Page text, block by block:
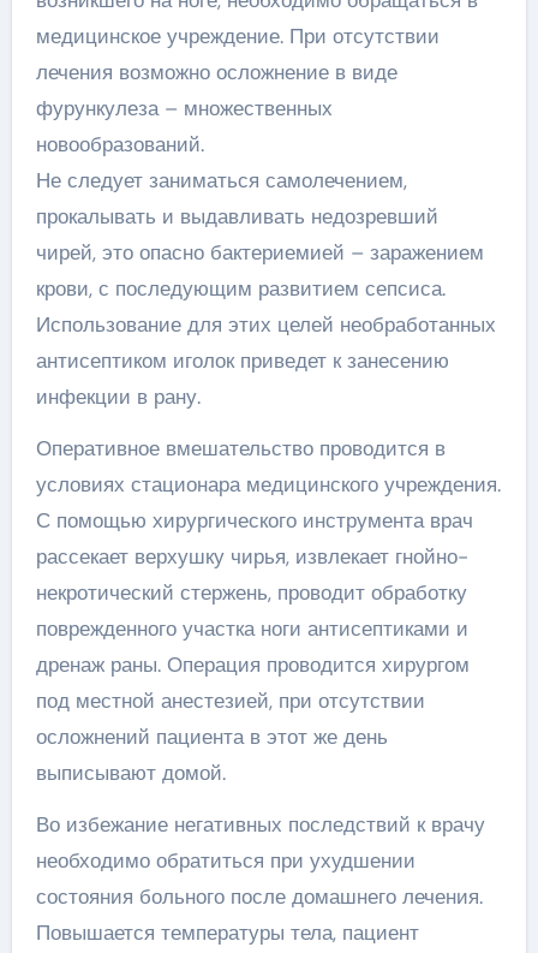
медицинское учреждение. При отсутствии
лечения возможно осложнение в виде
фурункулеза – множественных
новообразований.
Не следует заниматься самолечением,
прокалывать и выдавливать недозревший
чирей, это опасно бактериемией – заражением
крови, с последующим развитием сепсиса.
Использование для этих целей необработанных
антисептиком иголок приведет к занесению
инфекции в рану.
Оперативное вмешательство проводится в
условиях стационара медицинского учреждения.
С помощью хирургического инструмента врач
рассекает верхушку чирья, извлекает гнойно-
некротический стержень, проводит обработку
поврежденного участка ноги антисептиками и
дренаж раны. Операция проводится хирургом
под местной анестезией, при отсутствии
осложнений пациента в этот же день
выписывают домой.
Во избежание негативных последствий к врачу
необходимо обратиться при ухудшении
состояния больного после домашнего лечения.
Повышается температуры тела, пациент